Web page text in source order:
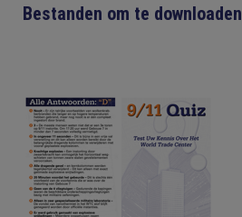
Bestanden om te downloaden